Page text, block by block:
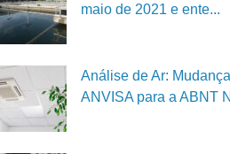
maio de 2021 e ente...
Análise de Ar:
ANVISA para a ABNT